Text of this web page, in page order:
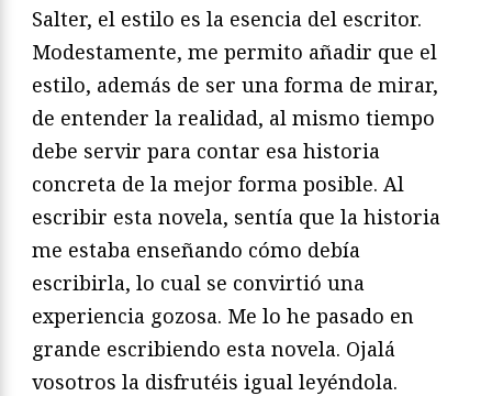
Salter, el estilo es la esencia del escritor.
Modestamente, me permito añadir que el
estilo, además de ser una forma de mirar,
de entender la realidad, al mismo tiempo
debe servir para contar esa historia
concreta de la mejor forma posible. Al
escribir esta novela, sentía que la historia
me estaba enseñando cómo debía
escribirla, lo cual se convirtió una
experiencia gozosa. Me lo he pasado en
grande escribiendo esta novela. Ojalá
vosotros la disfrutéis igual leyéndola.